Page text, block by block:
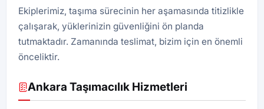
Ekiplerimiz, taşıma sürecinin her aşamasında titizlikle
çalışarak, yüklerinizin güvenliğini ön planda
tutmaktadır. Zamanında teslimat, bizim için en önemli
önceliktir.
Ankara Taşımacılık Hizmetleri